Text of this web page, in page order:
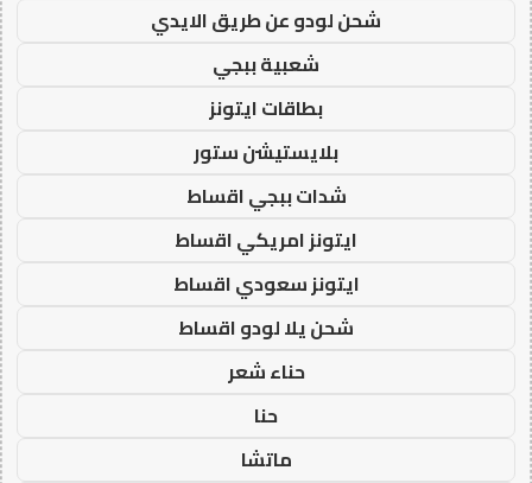
شحن لودو عن طريق الايدي
شعبية ببجي
بطاقات ايتونز
بلايستيشن ستور
شدات ببجي اقساط
ايتونز امريكي اقساط
ايتونز سعودي اقساط
شحن يلا لودو اقساط
حناء شعر
حنا
ماتشا